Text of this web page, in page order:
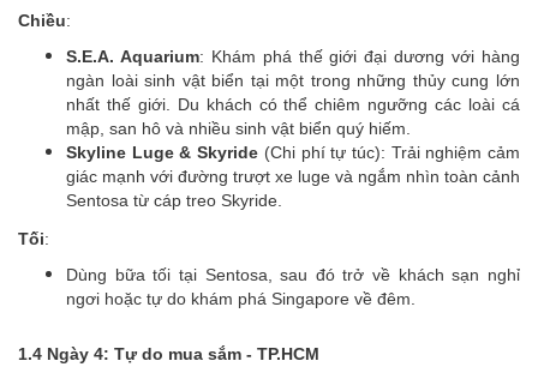
Chiều:
S.E.A. Aquarium: Khám phá thế giới đại dương với hàng
ngàn loài sinh vật biển tại một trong những thủy cung lớn
nhất thế giới. Du khách có thể chiêm ngưỡng các loài cá
mập, san hô và nhiều sinh vật biển quý hiếm.
Skyline Luge & Skyride (Chi phí tự túc): Trải nghiệm cảm
giác mạnh với đường trượt xe luge và ngắm nhìn toàn cảnh
Sentosa từ cáp treo Skyride.
Tối:
Dùng bữa tối tại Sentosa, sau đó trở về khách sạn nghỉ
ngơi hoặc tự do khám phá Singapore về đêm.
1.4 Ngày 4: Tự do mua sắm - TP.HCM